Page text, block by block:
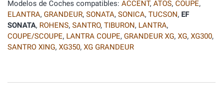
Modelos de Coches compatibles: ACCENT, ATOS, COUPE,
ELANTRA, GRANDEUR, SONATA, SONICA, TUCSON, EF
SONATA, ROHENS, SANTRO, TIBURON, LANTRA,
COUPE/SCOUPE, LANTRA COUPE, GRANDEUR XG, XG, XG300,
SANTRO XING, XG350, XG GRANDEUR